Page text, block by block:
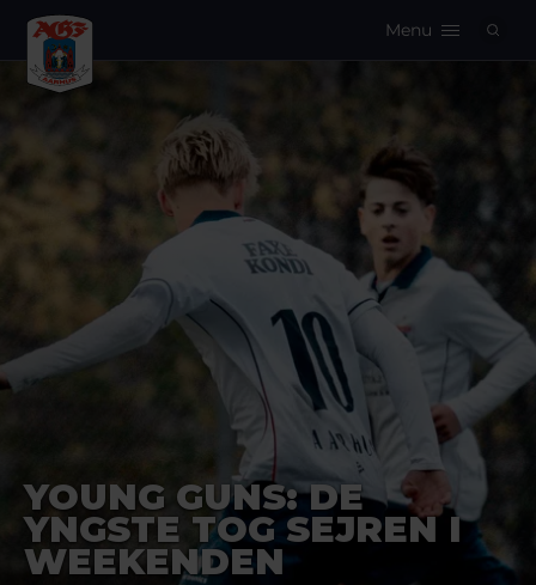
Menu
YOUNG GUNS: DE
YNGSTE TOG SEJREN I
WEEKENDEN